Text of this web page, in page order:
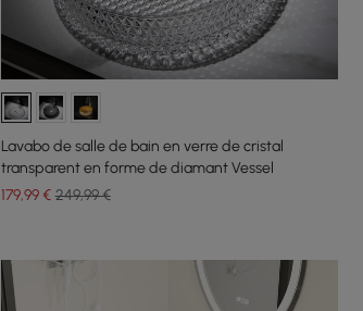
Lavabo de salle de bain en verre de cristal
transparent en forme de diamant Vessel
179,99€ 249,99 €